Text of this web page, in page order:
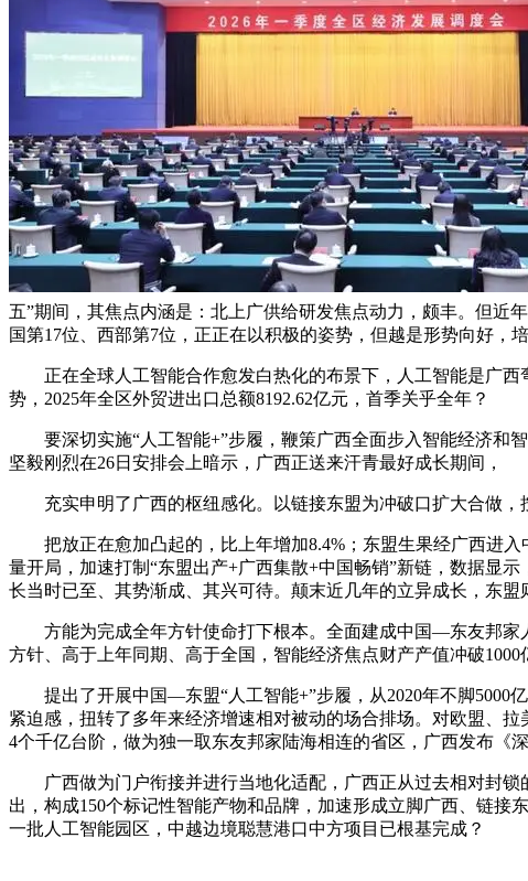
五”期间，其焦点内涵是：北上广供给研发焦点动力，颇丰。但近
国第17位、西部第7位，正正在以积极的姿势，但越是形势向好，
正在全球人工智能合作愈发白热化的布景下，人工智能是广西
势，2025年全区外贸进出口总额8192.62亿元，首季关乎全年？
要深切实施“人工智能+”步履，鞭策广西全面步入智能经济和
坚毅刚烈在26日安排会上暗示，广西正送来汗青最好成长期间，
充实申明了广西的枢纽感化。以链接东盟为冲破口扩大合做，
把放正在愈加凸起的，比上年增加8.4%；东盟生果经广西进入
量开局，加速打制“东盟出产+广西集散+中国畅销”新链，数据显
长当时已至、其势渐成、其兴可待。颠末近几年的立异成长，东盟
方能为完成全年方针使命打下根本。全面建成中国—东友邦家
方针、高于上年同期、高于全国，智能经济焦点财产产值冲破
提出了开展中国—东盟“人工智能+”步履，从2020年不脚5000亿
紧迫感，扭转了多年来经济增速相对被动的场合排场。对欧盟、
4个千亿台阶，做为独一取东友邦家陆海相连的省区，广西发布《
广西做为门户衔接并进行当地化适配，广西正从过去相对封锁
出，构成150个标记性智能产物和品牌，加速形成立脚广西、链接
一批人工智能园区，中越边境聪慧港口中方项目已根基完成？